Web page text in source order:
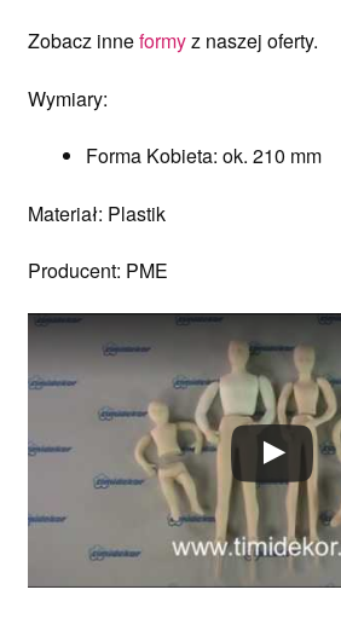
Zobacz inneformyz naszej oferty.
Wymiary:
Forma Kobieta: ok. 210 mm
Materiał: Plastik
Producent: PME